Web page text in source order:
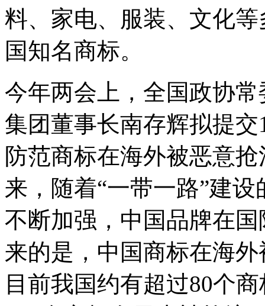
料、家电、服装、文化
国知名商标。
今年两会上，全国政协
集团董事长南存辉拟提
防范商标在海外被恶意
来，随着“一带一路”建
不断加强，中国品牌在
来的是，中国商标在海
目前我国约有超过80个